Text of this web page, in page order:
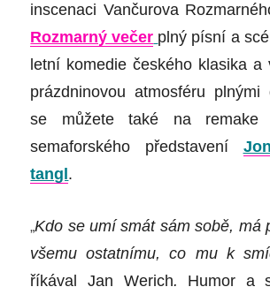
inscenaci Vančurova
Rozmarný večer plný písní a
letní komedie českého klasika a
prázdninovou atmosféru plnými
se můžete také na remake
semaforského představení
tangl .
„Kdo se umí smát sám sobě, má
všemu ostatnímu, co mu k
říkával Jan Werich. Humor a